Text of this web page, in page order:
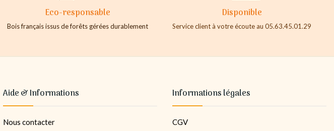
Eco-responsable
Bois français issus de forêts gérées durablement
Disponible
Service client à votre écoute au 05.63.45.01.29
Aide & Informations
Nous contacter
Informations légales
CGV